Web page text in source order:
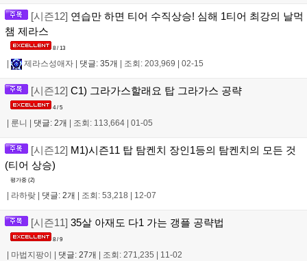
[시즌12] 연습만 하면 티어 수직상승! 심해 1티어 최강의 날먹
챔 제라스
8 / 13
제라스성애자 댓글: 35개 조회: 203,969 02-15
[시즌12] C1) 그라가스할래요 탑 그라가스 공략
4 / 5
룬니 댓글: 2개 조회: 113,664 01-05
[시즌12] M1)시즌11 탑 탐켄치 장인1등의 탐켄치의 모든 것
(티어 상승)
평가중 (2)
| 라하랒 | 댓글: 2개 | 조회: 53,218 | 12-07
[시즌11] 35살 아재도 다1 가는 갱플 공략법
8 / 9
마법지팡이 댓글: 27개 조회: 271,235 11-02